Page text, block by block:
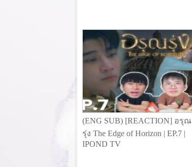
(ENG SUB) [REACTION] อรุณ
รุ่ง The Edge of Horizon | EP.7 |
IPOND TV